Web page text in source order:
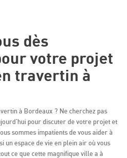
dès
votre projet
travertin à
à Bordeaux ? Ne cherchez pas
pour discuter de votre projet et
sommes impatients de vous aider à
un espace de vie en plein air où vous
ce que cette magnifique ville a à